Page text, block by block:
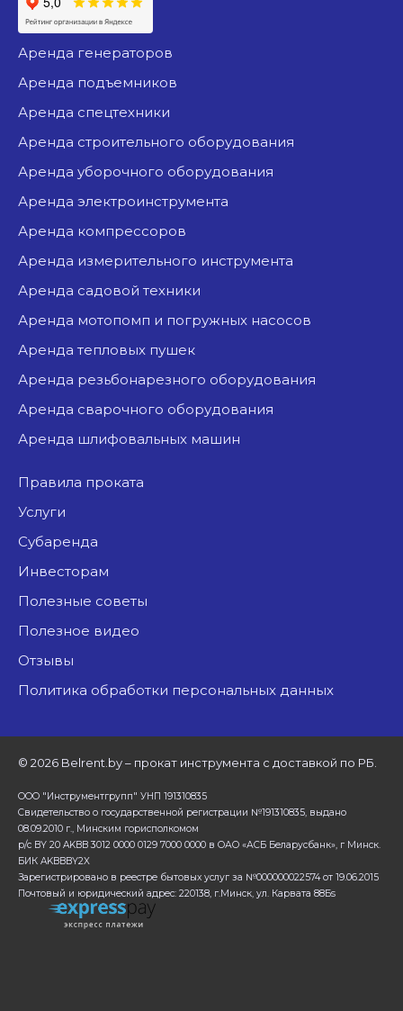
аренда генераторов
аренда подъемников
аренда спецтехники
аренда строительного оборудования
аренда уборочного оборудования
аренда электроинструмента
аренда компрессоров
аренда измерительного инструмента
аренда садовой техники
аренда мотопомп и погружных насосов
аренда тепловых пушек
аренда резьбонарезного оборудования
аренда сварочного оборудования
аренда шлифовальных машин
Правила проката
Услуги
Субаренда
Инвесторам
Полезные советы
Полезное видео
Отзывы
Политика обработки персональных данных
© 2026 Belrent.by – прокат инструмента с доставкой по РБ.
ООО "Инструментгрупп" УНП 191310835
Свидетельство о государственной регистрации №191310835, выдано
08.09.2010 г., Минским горисполкомом
р/с BY 20 AKBB 3012 0000 0129 7000 0000 в ОАО «АСБ Беларусбанк», г Минск.
БИК AKBBBY2X
Зарегистрировано в реестре бытовых услуг за №000000022574 от 19.06.2015
Почтовый и юридический адрес: 220138, г.Минск, ул. Карвата 88Бs